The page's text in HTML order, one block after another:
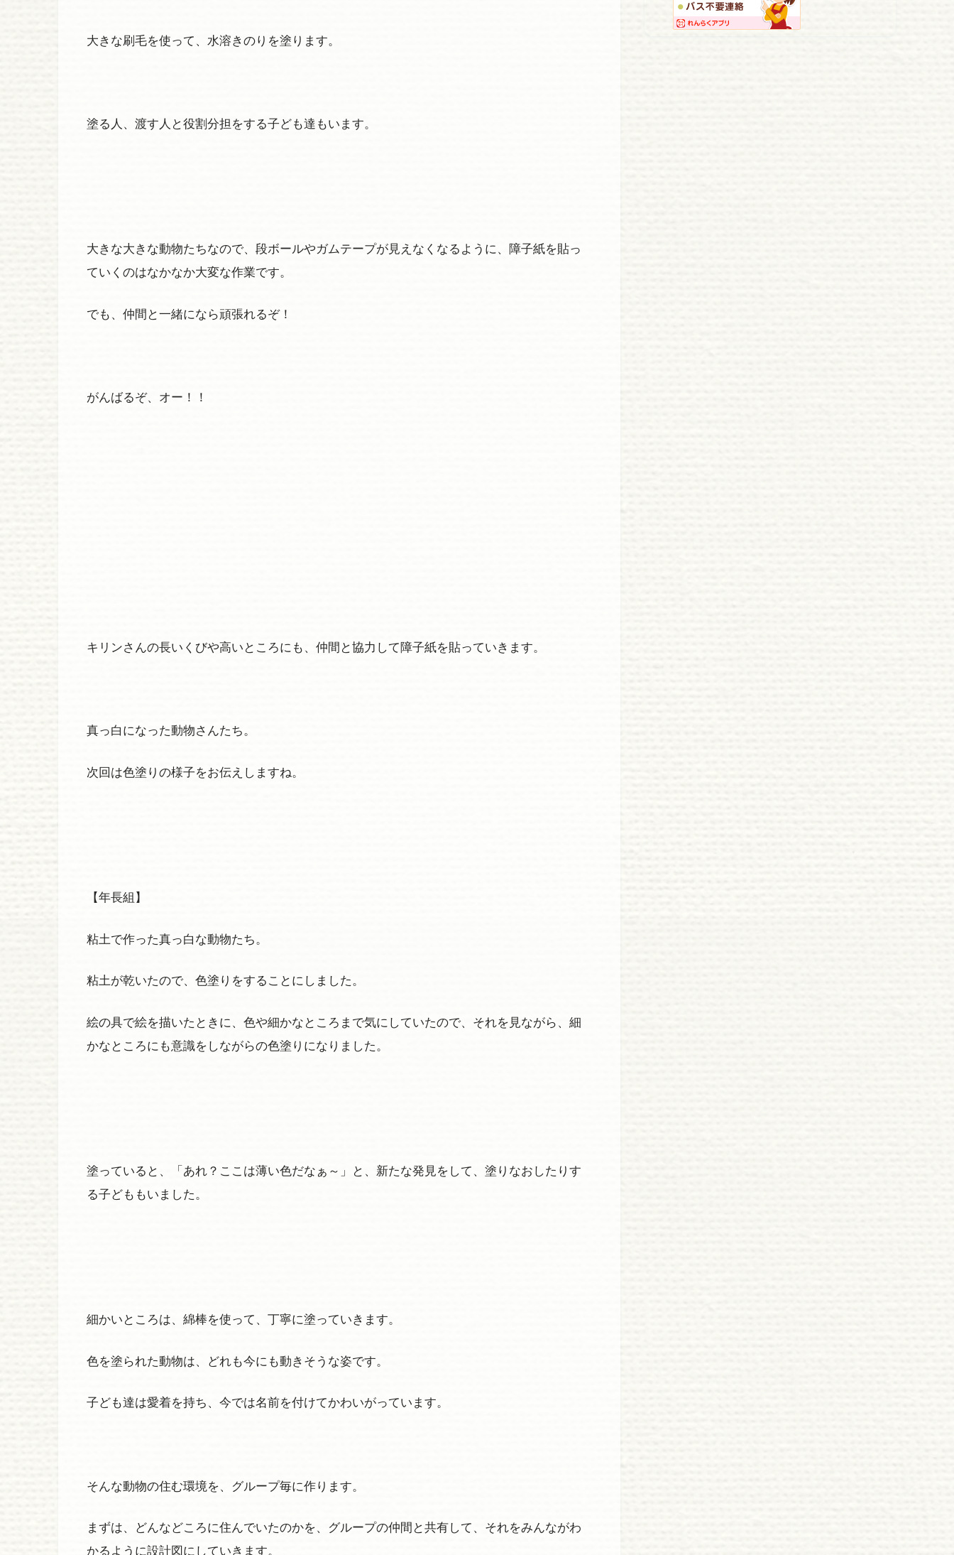
大きな刷毛を使って、水溶きのりを塗ります。
塗る人、渡す人と役割分担をする子ども達もいます。
大きな大きな動物たちなので、段ボールやガムテープが見えなくなるように、障子紙を貼っ
ていくのはなかなか大変な作業です。
でも、仲間と一緒になら頑張れるぞ！
がんばるぞ、オー！！
キリンさんの長いくびや高いところにも、仲間と協力して障子紙を貼っていきます。
真っ白になった動物さんたち。
次回は色塗りの様子をお伝えしますね。
【年長組】
粘土で作った真っ白な動物たち。
粘土が乾いたので、色塗りをすることにしました。
絵の具で絵を描いたときに、色や細かなところまで気にしていたので、それを見ながら、細
かなところにも意識をしながらの色塗りになりました。
塗っていると、「あれ？ここは薄い色だなぁ～」と、新たな発見をして、塗りなおしたりす
る子どももいました。
細かいところは、綿棒を使って、丁寧に塗っていきます。
色を塗られた動物は、どれも今にも動きそうな姿です。
子ども達は愛着を持ち、今では名前を付けてかわいがっています。
そんな動物の住む環境を、グループ毎に作ります。
まずは、どんなどころに住んでいたのかを、グループの仲間と共有して、それをみんながわ
かるように設計図にしていきます。